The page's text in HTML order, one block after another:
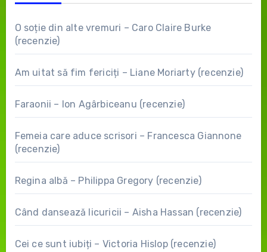
O soție din alte vremuri – Caro Claire Burke
(recenzie)
Am uitat să fim fericiți – Liane Moriarty (recenzie)
Faraonii – Ion Agârbiceanu (recenzie)
Femeia care aduce scrisori – Francesca Giannone
(recenzie)
Regina albă – Philippa Gregory (recenzie)
Când dansează licuricii – Aisha Hassan (recenzie)
Cei ce sunt iubiți – Victoria Hislop (recenzie)